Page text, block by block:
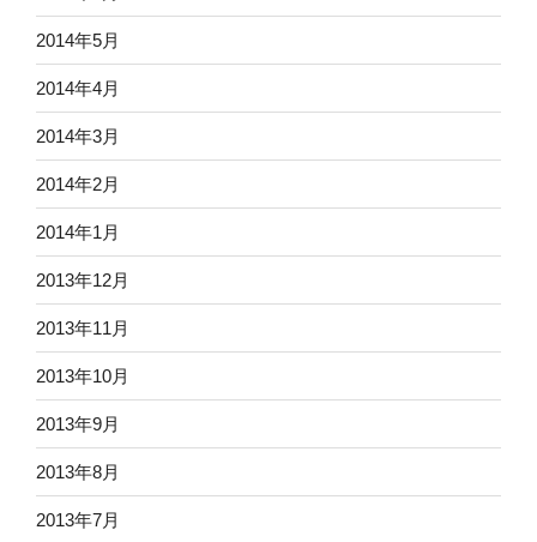
2014年5月
2014年4月
2014年3月
2014年2月
2014年1月
2013年12月
2013年11月
2013年10月
2013年9月
2013年8月
2013年7月